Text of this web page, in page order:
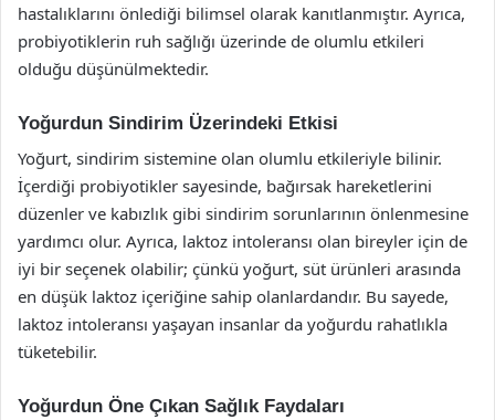
hastalıklarını önlediği bilimsel olarak kanıtlanmıştır. Ayrıca,
probiyotiklerin ruh sağlığı üzerinde de olumlu etkileri
olduğu düşünülmektedir.
Yoğurdun Sindirim Üzerindeki Etkisi
Yoğurt, sindirim sistemine olan olumlu etkileriyle bilinir.
İçerdiği probiyotikler sayesinde, bağırsak hareketlerini
düzenler ve kabızlık gibi sindirim sorunlarının önlenmesine
yardımcı olur. Ayrıca, laktoz intoleransı olan bireyler için de
iyi bir seçenek olabilir; çünkü yoğurt, süt ürünleri arasında
en düşük laktoz içeriğine sahip olanlardandır. Bu sayede,
laktoz intoleransı yaşayan insanlar da yoğurdu rahatlıkla
tüketebilir.
Yoğurdun Öne Çıkan Sağlık Faydaları